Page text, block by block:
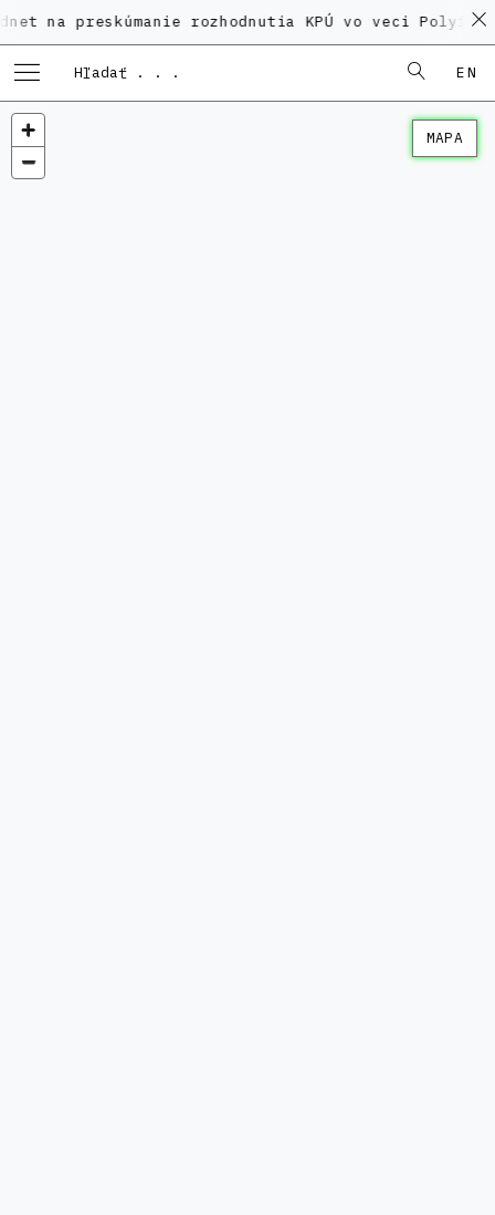
rozhodnutia KPÚ vo veci Polyfunkčného
EN
MAPA